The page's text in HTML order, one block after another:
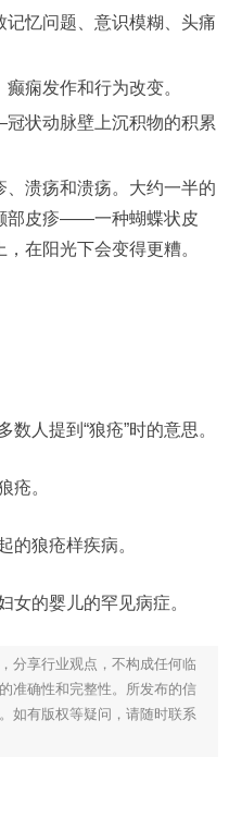
忆问题、意识模糊、头痛
痫发作和行为改变。
状动脉壁上沉积物的积累
、溃疡和溃疡。大约一半的
部皮疹——一种蝴蝶状皮
在阳光下会变得更糟。
人提到“狼疮”时的意思。
疮。
的狼疮样疾病。
女的婴儿的罕见病症。
分享行业观点，不构成任何临
准确性和完整性。所发布的信
如有版权等疑问，请随时联系